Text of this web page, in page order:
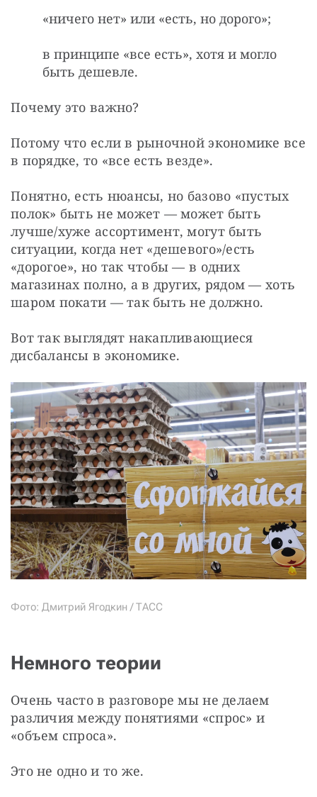
«ничего нет» или «есть, но дорого»;
в принципе «все есть», хотя и могло
быть дешевле.
Почему это важно?
Потому что если в рыночной экономике все
в порядке, то «все есть везде».
Понятно, есть нюансы, но базово «пустых
полок» быть не может — может быть
лучше/хуже ассортимент, могут быть
ситуации, когда нет «дешевого»/есть
«дорогое», но так чтобы — в одних
магазинах полно, а в других, рядом — хоть
шаром покати — так быть не должно.
Вот так выглядят накапливающиеся
дисбалансы в экономике.
Фото: Дмитрий Ягодкин / ТАСС
Немного теории
Очень часто в разговоре мы не делаем
различия между понятиями «спрос» и
«объем спроса».
Это не одно и то же.